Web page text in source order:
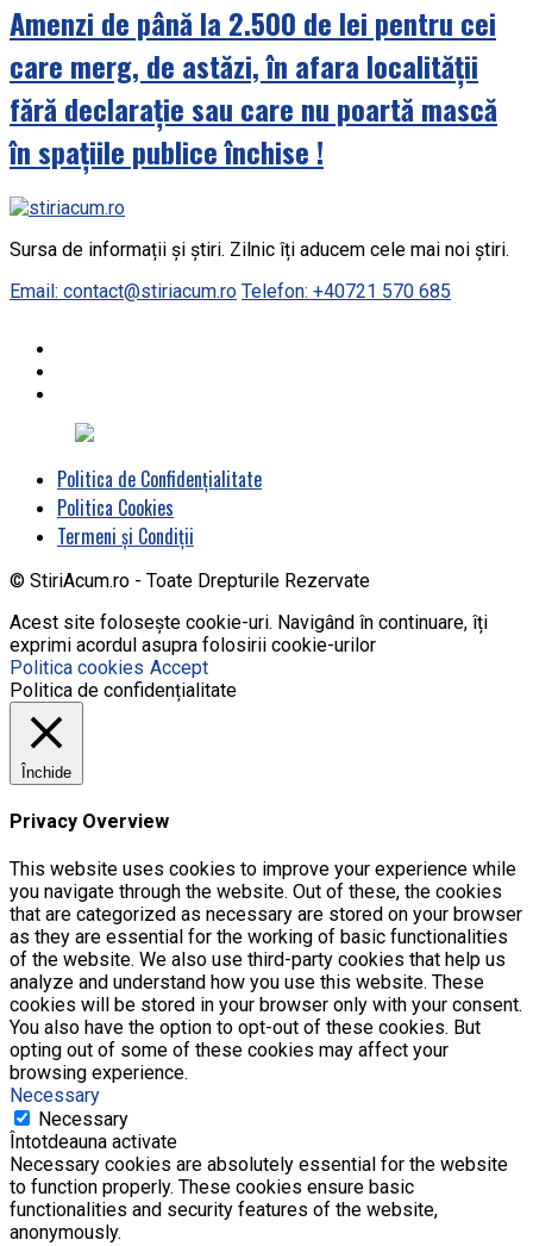
Amenzi de până la 2.500 de lei pentru cei
care merg, de astăzi, în afara localității
fără declarație sau care nu poartă mască
în spațiile publice închise !
Sursa de informații și știri. Zilnic îți aducem cele mai noi știri.
Email: contact@stiriacum.ro Telefon: +40721 570 685
Politica de Confidențialitate
Politica Cookies
Termeni și Condiții
© StiriAcum.ro - Toate Drepturile Rezervate
Acest site folosește cookie-uri. Navigând în continuare, îți
exprimi acordul asupra folosirii cookie-urilor
Politica cookies Accept
Politica de confidențialitate
Închide
Privacy Overview
This website uses cookies to improve your experience while
you navigate through the website. Out of these, the cookies
that are categorized as necessary are stored on your browser
as they are essential for the working of basic functionalities
of the website. We also use third-party cookies that help us
analyze and understand how you use this website. These
cookies will be stored in your browser only with your consent.
You also have the option to opt-out of these cookies. But
opting out of some of these cookies may affect your
browsing experience.
Necessary
Necessary
Întotdeauna activate
Necessary cookies are absolutely essential for the website
to function properly. These cookies ensure basic
functionalities and security features of the website,
anonymously.